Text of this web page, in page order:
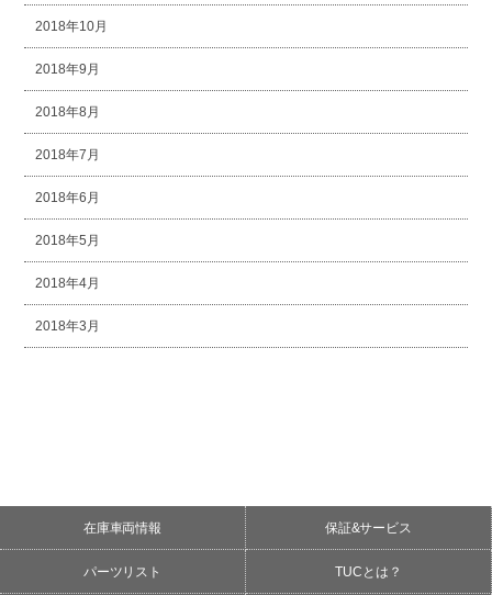
2018年10月
2018年9月
2018年8月
2018年7月
2018年6月
2018年5月
2018年4月
2018年3月
在庫車両情報 保証&サービス
パーツリスト TUCとは？